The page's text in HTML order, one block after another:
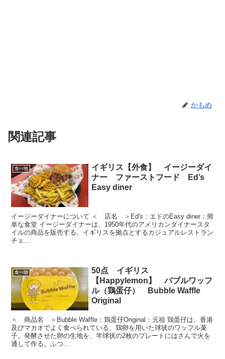
かもめ
関連記事
食べ物
イギリス【外食】 イージーダイ
ナー ファーストフード Ed’s
Easy diner
イージーダイナーについて ＜ 店名 ＞Ed's：エドのEasy diner：簡
単な食堂 イージーダイナーは、1950年代のアメリカンダイナースタ
イルの商品を販売する、イギリスを拠点とするカジュアルレストラン
チェ...
食べ物
50点 イギリス
【Happylemon】 バブルワッフ
ル（鶏蛋仔） Bubble Waffle
Original
＜ 商品名 ＞Bubble Waffle：鶏蛋仔Original：元祖 鶏蛋仔は、香港
及びマカオでよく食べられている、鶏卵を用いた球状のワッフル菓
子。発酵させた卵の生地を、半球状の2枚のプレートにはさんで火を
通して作る。ふつ...